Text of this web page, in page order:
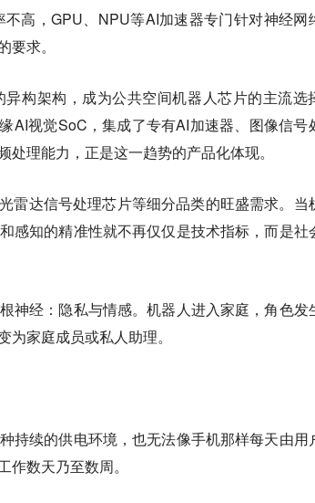
高，GPU、NPU等AI加速器专门针对神经网
求。
构架构，成为公共空间机器人芯片的主流选
AI视觉SoC，集成了专有AI加速器、图像信号
理能力，正是这一趋势的产品化体现。
雷达信号处理芯片等细分品类的旺盛需求。当
感知的精准性就不再仅仅是技术指标，而是社
神经：隐私与情感。机器人进入家庭，角色发
家庭成员或私人助理。
持续的供电环境，也无法像手机那样每天由用
数天乃至数周。